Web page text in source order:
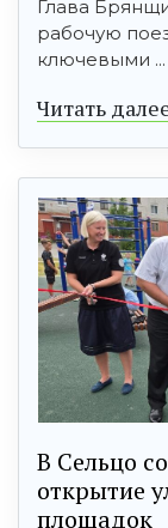
Глава
рабочую
ключевыми ...
Читать
В Сельцо
открытие
площадок